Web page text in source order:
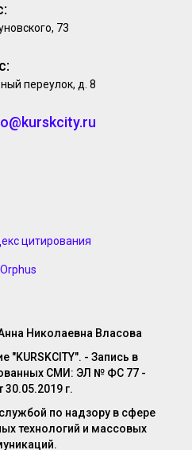
73
переулок, д. 8
Николаевна Власова
"KURSKCITY". - Запись в
СМИ: ЭЛ № ФС 77 -
30.05.2019 г.
по надзору в сфере
технологий и массовых